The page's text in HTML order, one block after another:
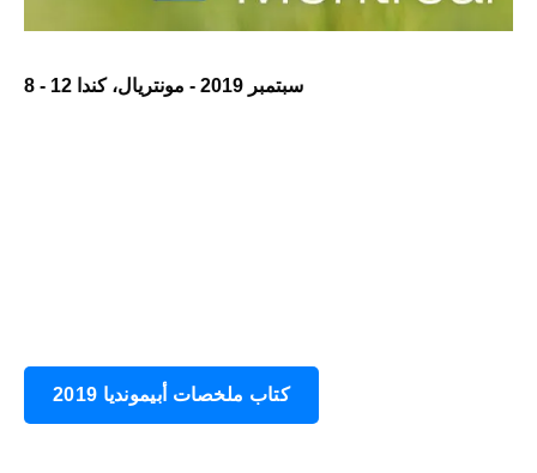
8 - 12 سبتمبر 2019 - مونتريال، كندا
كتاب ملخصات أبيمونديا 2019